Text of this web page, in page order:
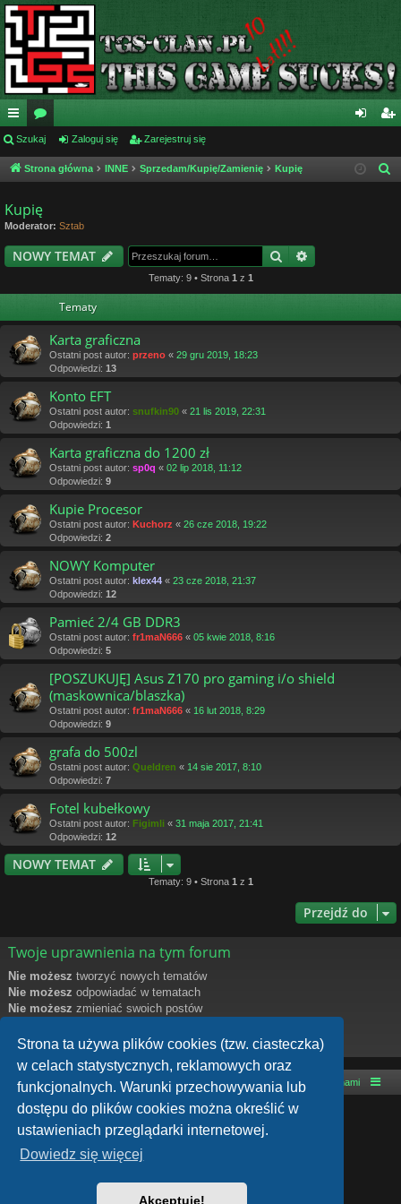
Strona ta używa plików cookies (tzw. ciasteczka)
w celach statystycznych, reklamowych oraz
funkcjonalnych. Warunki przechowywania lub
dostępu do plików cookies można określić w
ustawieniach przeglądarki internetowej.
Dowiedz się więcej
Akceptuję!
ię
ce
…
or
a og ej
Szukaj Zaloguj się Zarejestruj się
Strona główna INNE Sprzedam/Kupię/Zamienię Kupię
Kupię
Moderator: Sztab
NOWY TEMAT Szukaj
Tematy: 9 • Strona 1 z 1
Tematy
Karta graficzna
Ostatni post autor: przeno « 29 gru 2019, 18:23
Odpowiedzi: 13
Konto EFT
Ostatni post autor: snufkin90 « 21 lis 2019, 22:31
Odpowiedzi: 1
Karta graficzna do 1200 zł
Ostatni post autor: sp0q « 02 lip 2018, 11:12
Odpowiedzi: 9
Kupie Procesor
Ostatni post autor: Kuchorz « 26 cze 2018, 19:22
Odpowiedzi: 2
NOWY Komputer
Ostatni post autor: klex44 « 23 cze 2018, 21:37
Odpowiedzi: 12
Pamieć 2/4 GB DDR3
Ostatni post autor: fr1maN666 « 05 kwie 2018, 8:16
Odpowiedzi: 5
[POSZUKUJĘ] Asus Z170 pro gaming i/o shield
(maskownica/blaszka)
Ostatni post autor: fr1maN666 « 16 lut 2018, 8:29
Odpowiedzi: 9
grafa do 500zl
Ostatni post autor: Queldren « 14 sie 2017, 8:10
Odpowiedzi: 7
Fotel kubełkowy
Ostatni post autor: Figimli « 31 maja 2017, 21:41
Odpowiedzi: 12
NOWY TEMAT
Tematy: 9 • Strona 1 z 1
Przejdź do
Twoje uprawnienia na tym forum
Nie możesz tworzyć nowych tematów
Nie możesz odpowiadać w tematach
Nie możesz zmieniać swoich postów
Nie możeszdodawać załączników
Strona główna Kontakt z nami
Technologię dostarczaphpBB ® Forum Software © phpBB Limited
Style autor:Arty- phpBB 3.3 autor: MrGaby
Zasady ochrony danych osobowych